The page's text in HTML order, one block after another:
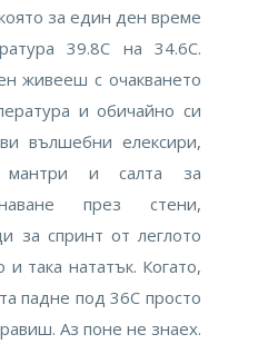
за един ден време
39.8С на 34.6С.
живееш с очакването
и обичайно си
вълшебни елексири,
мантри и салта за
през стени,
за спринт от леглото
така нататък. Когато,
падне под 36С просто
Аз поне не знаех.